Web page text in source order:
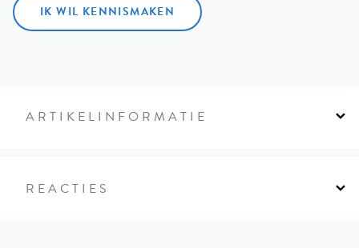
IK WIL KENNISMAKEN
ARTIKELINFORMATIE
REACTIES